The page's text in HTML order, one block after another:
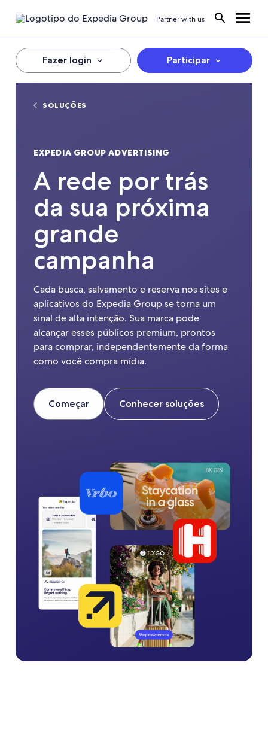
Partner with us
Fazer login Participar
SOLUÇÕES
EXPEDIA GROUP ADVERTISING
A rede por trás
da sua próxima
grande
campanha
Cada busca, salvamento e reserva nos sites e
aplicativos do Expedia Group se torna um
sinal de alta intenção. Sua marca pode
alcançar esses públicos premium, prontos
para comprar, independentemente da forma
como você compra mídia.
Começar Conhecer soluções